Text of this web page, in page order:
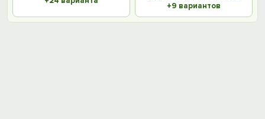
+9 вариантов